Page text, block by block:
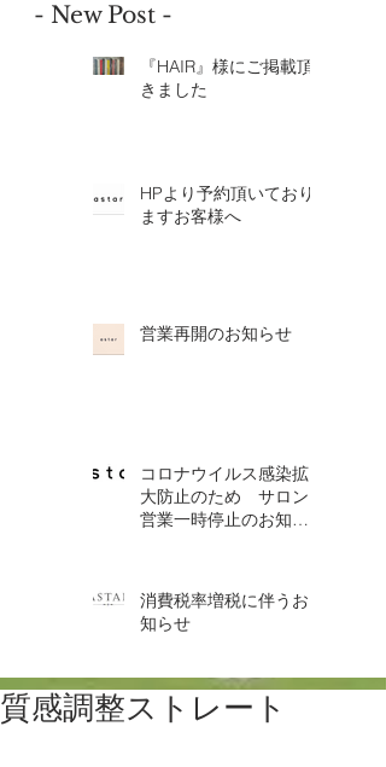
- New Post -
『HAIR』様にご掲載頂
きました
HPより予約頂いており
ますお客様へ
営業再開のお知らせ
コロナウイルス感染拡
大防止のため サロン
営業一時停止のお知ら
消費税率増税に伴うお
知らせ
質感調整ストレート